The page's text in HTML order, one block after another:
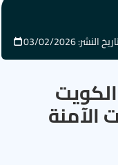
النشر: 03/02/2026
الآمنة